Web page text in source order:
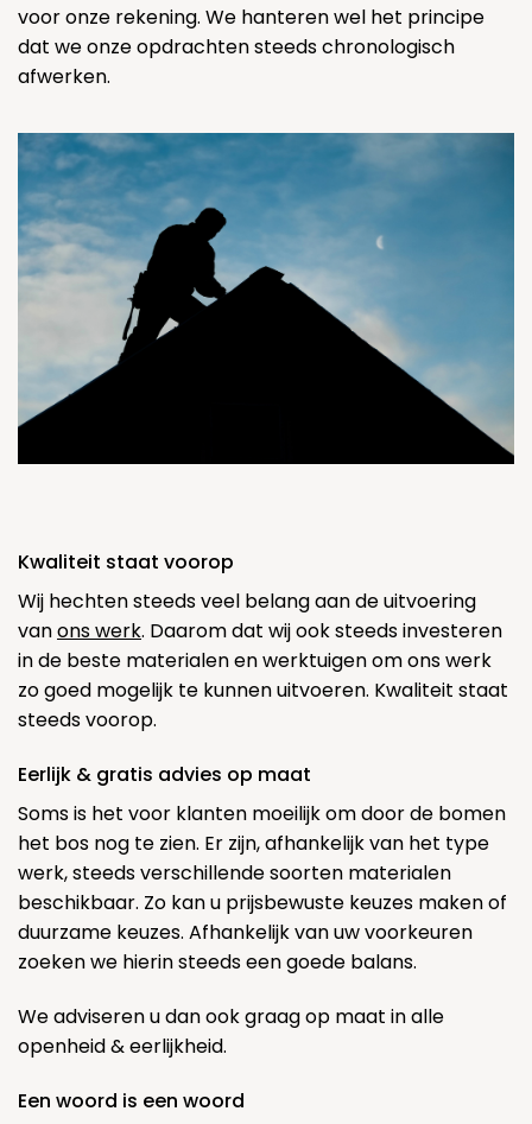
voor onze rekening. We hanteren wel het principe
dat we onze opdrachten steeds chronologisch
afwerken.
Kwaliteit staat voorop
Wij hechten steeds veel belang aan de uitvoering
vanons werk. Daarom dat wij ook steeds investeren
in de beste materialen en werktuigen om ons werk
zo goed mogelijk te kunnen uitvoeren. Kwaliteit staat
steeds voorop.
Eerlijk & gratis advies op maat
Soms is het voor klanten moeilijk om door de bomen
het bos nog te zien. Er zijn, afhankelijk van het type
werk, steeds verschillende soorten materialen
beschikbaar. Zo kan u prijsbewuste keuzes maken of
duurzame keuzes. Afhankelijk van uw voorkeuren
zoeken we hierin steeds een goede balans.
We adviseren u dan ook graag op maat in alle
openheid & eerlijkheid.
Een woord is een woord